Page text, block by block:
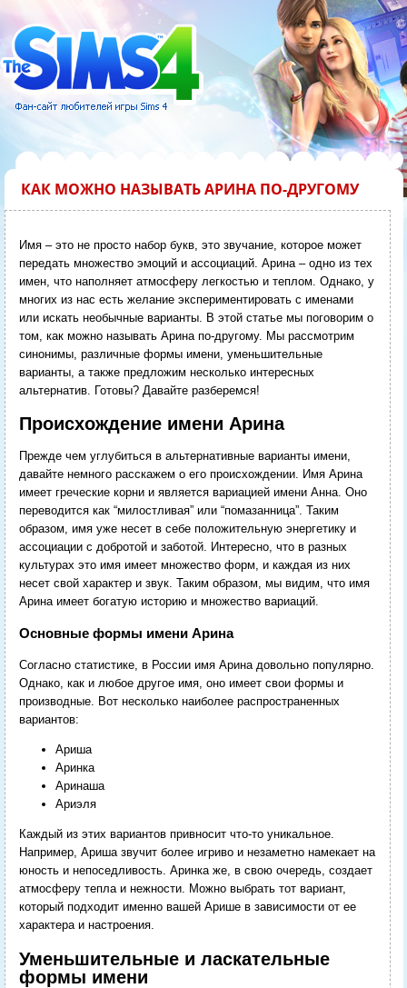
КАК МОЖНО НАЗЫВАТЬ АРИНА ПО-ДРУГОМУ
Имя – это не просто набор букв, это звучание, которое может
передать множество эмоций и ассоциаций. Арина – одно из тех
имен, что наполняет атмосферу легкостью и теплом. Однако, у
многих из нас есть желание экспериментировать с именами
или искать необычные варианты. В этой статье мы поговорим о
том, как можно называть Арина по-другому. Мы рассмотрим
синонимы, различные формы имени, уменьшительные
варианты, а также предложим несколько интересных
альтернатив. Готовы? Давайте разберемся!
Происхождение имени Арина
Прежде чем углубиться в альтернативные варианты имени,
давайте немного расскажем о его происхождении. Имя Арина
имеет греческие корни и является вариацией имени Анна. Оно
переводится как “милостливая” или “помазанница”. Таким
образом, имя уже несет в себе положительную энергетику и
ассоциации с добротой и заботой. Интересно, что в разных
культурах это имя имеет множество форм, и каждая из них
несет свой характер и звук. Таким образом, мы видим, что имя
Арина имеет богатую историю и множество вариаций.
Основные формы имени Арина
Согласно статистике, в России имя Арина довольно популярно.
Однако, как и любое другое имя, оно имеет свои формы и
производные. Вот несколько наиболее распространенных
вариантов:
Ариша
Аринка
Аринаша
Ариэля
Каждый из этих вариантов привносит что-то уникальное.
Например, Ариша звучит более игриво и незаметно намекает на
юность и непоседливость. Аринка же, в свою очередь, создает
атмосферу тепла и нежности. Можно выбрать тот вариант,
который подходит именно вашей Арише в зависимости от ее
характера и настроения.
Уменьшительные и ласкательные
формы имени